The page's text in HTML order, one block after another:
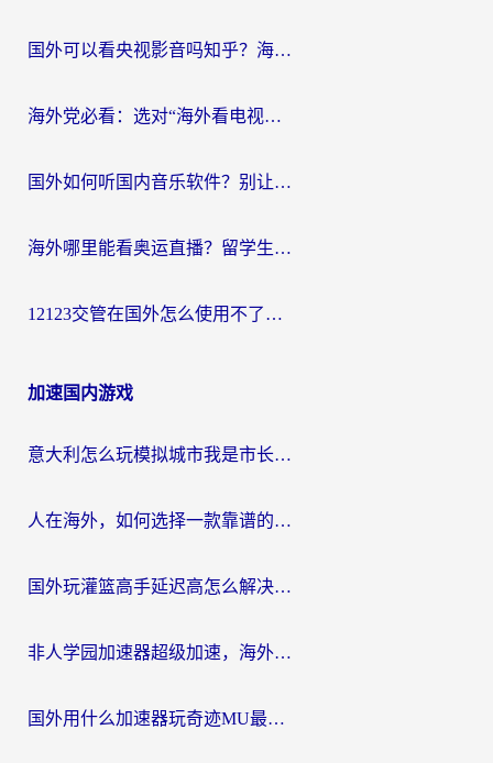
国外可以看央视影音吗知乎？海外党亲测有效的回国加速方案
海外党必看：选对“海外看电视剧软件”，再也不用愁国内剧刷不了
国外如何听国内音乐软件？别让地域限制，断了你的中文歌单
海外哪里能看奥运直播？留学生&海外华人必看的体育赛事观赛终极指南
12123交管在国外怎么使用不了？海外华人必看的无缝访问国内资源指南
加速国内游戏
意大利怎么玩模拟城市我是市长？海外党国服游戏加速终极攻略（附三国3量子特攻解决办法）
人在海外，如何选择一款靠谱的玩剑灵2加速器？
国外玩灌篮高手延迟高怎么解决？海外玩家国服游戏加速终极指南
非人学园加速器超级加速，海外玩家重返国服的通行证
国外用什么加速器玩奇迹MU最好？2026海外玩家国服游戏加速全攻略